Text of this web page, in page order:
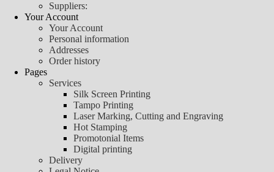
Suppliers:
Your Account
Your Account
Personal information
Addresses
Order history
Pages
Services
Silk Screen Printing
Tampo Printing
Laser Marking, Cutting and Engraving
Hot Stamping
Promotonial Items
Digital printing
Delivery